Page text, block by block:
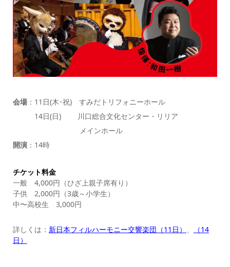
会場：11日(木･祝) すみだトリフォニーホール
14日(日) 川口総合文化センター・リリア
メインホール
開演：14時
チケット料金
一般 4,000円（ひざ上親子席有り）
子供 2,000円（3歳～小学生）
中〜高校生 3,000円
詳しくは： 新日本フィルハーモニー交響楽団（11日） 、
（14
日）